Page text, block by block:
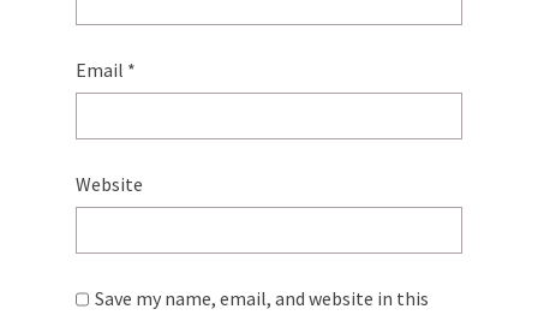
Email *
Website
Save my name, email, and website in this